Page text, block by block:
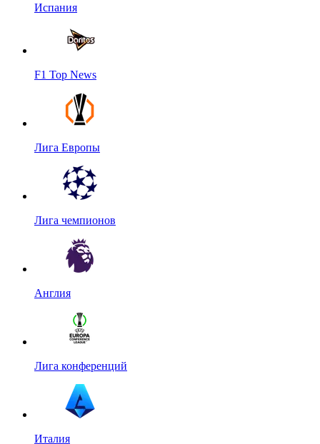
Испания
F1 Top News
Лига Европы
Лига чемпионов
Англия
Лига конференций
Италия